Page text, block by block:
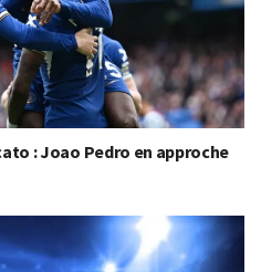
: Joao Pedro en approche